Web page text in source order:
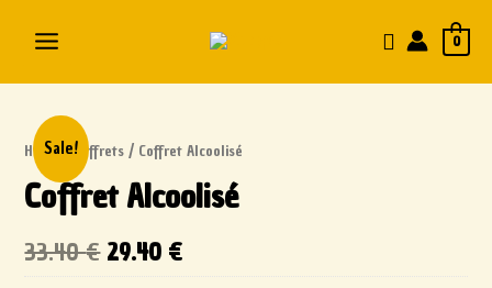
0
Sale!
Home/Coffrets / Coffret Alcoolisé
Coffret Alcoolisé
33.40€ 29.40 €